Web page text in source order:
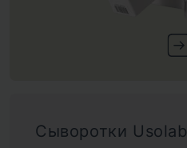
Сыворотки Usolab